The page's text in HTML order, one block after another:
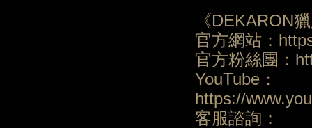
《DEKARON
官方網站：
官方粉絲團：
YouTube：
https://
客服諮詢：